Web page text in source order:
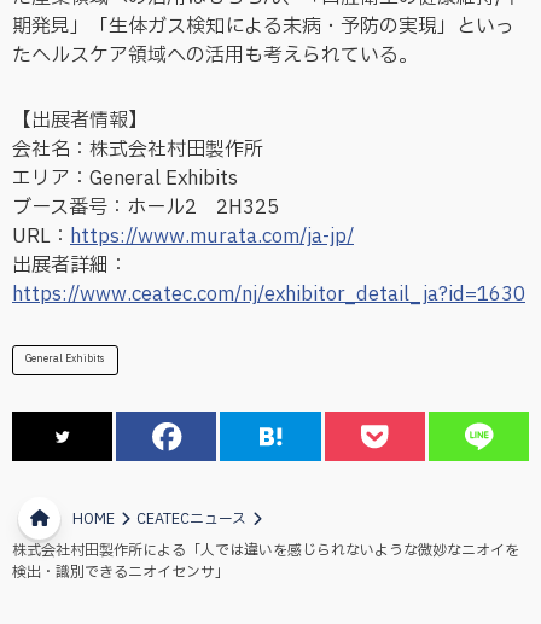
期発見」「生体ガス検知による未病・予防の実現」といっ
たヘルスケア領域への活用も考えられている。
【出展者情報】
会社名：株式会社村田製作所
エリア：General Exhibits
ブース番号：ホール2 2H325
URL： https://www.murata.com/ja-jp/
出展者詳細：
https://www.ceatec.com/nj/exhibitor_detail_ja?id=1630
General Exhibits
HOME
CEATECニュース
株式会社村田製作所による「人では違いを感じられないような微妙なニオイを
検出・識別できるニオイセンサ」